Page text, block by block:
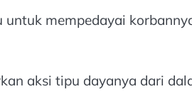
mempedayai
aksi tipu dayanya dari